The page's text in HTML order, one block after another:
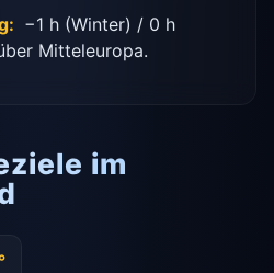
−1 h (Winter) / 0 h
Mitteleuropa.
im